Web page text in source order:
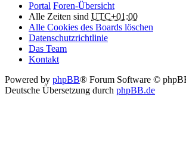
Portal Foren-Übersicht
Alle Zeiten sind UTC+01:00
Alle Cookies des Boards löschen
Datenschutzrichtlinie
Das Team
Kontakt
Powered by phpBB® Forum Software ©
Deutsche Übersetzung durch phpBB.de